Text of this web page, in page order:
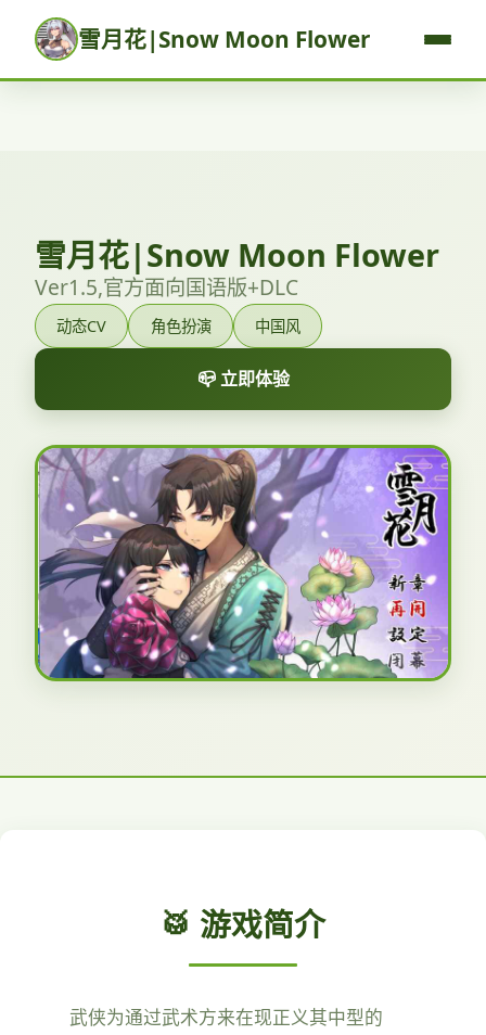
雪月花|Snow Moon Flower
雪月花|Snow Moon Flower
Ver1.5,官方面向国语版+DLC
动态CV 角色扮演 中国风
📪 立即体验
🥁 游戏简介
武侠为通过武术方来在现正义其中型的